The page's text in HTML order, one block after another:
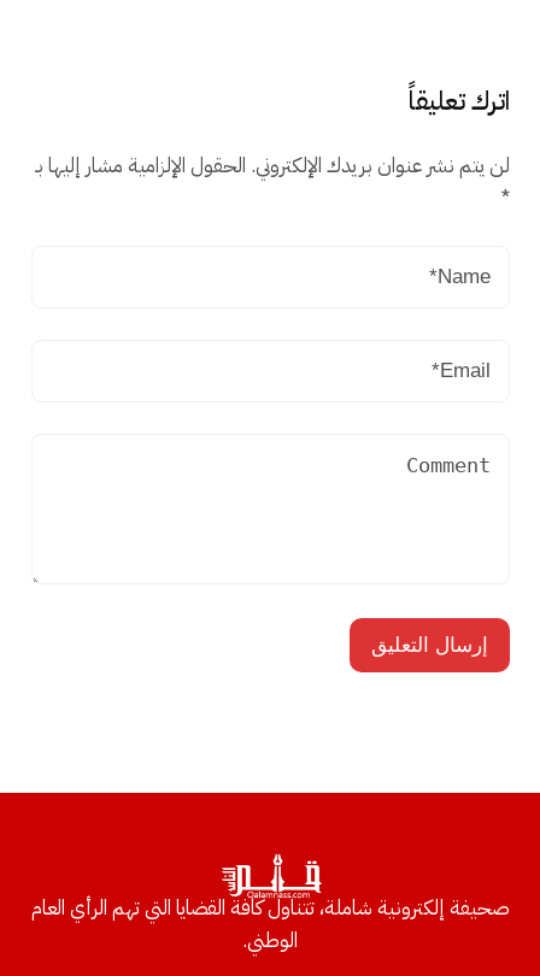
اترك تعليقاً
لن يتم نشر عنوان بريدك الإلكتروني. الحقول الإلزامية مشار إليها بـ
*
صحيفة إلكترونية شاملة، تتناول كافة القضايا التي تهم الرأي العام
الوطني.